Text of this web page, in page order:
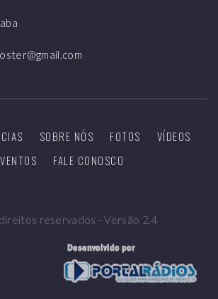
SOBRE NÓS FOTOS
VÍDEOS
FALE CONOSCO
reservados - Versão 2.4